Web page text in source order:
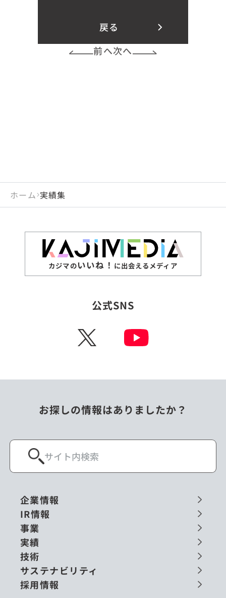
戻る
前へ次へ
ホーム 実績集
カジマのいいね！ に出会えるメディア
公式SNS
X
お探しの情報はありましたか？
企業情報
IR情報
事業
実績
技術
サステナビリティ
採用情報